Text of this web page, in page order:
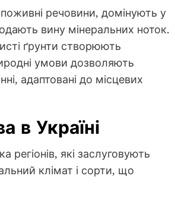
речовини, домінують у
вину мінеральних ноток.
ґрунти створюють
умови дозволяють
адаптовані до місцевих
в Україні
регіонів, які заслуговують
клімат і сорти, що